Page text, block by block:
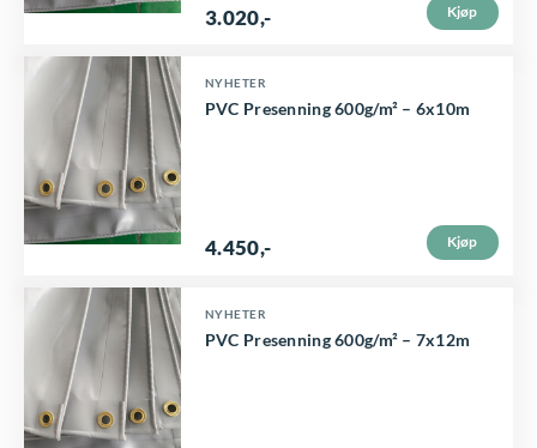
3.020,- Kjøp
NYHETER
PVC Presenning 600g/m² – 6x10m
4.450,- Kjøp
NYHETER
PVC Presenning 600g/m² – 7x12m